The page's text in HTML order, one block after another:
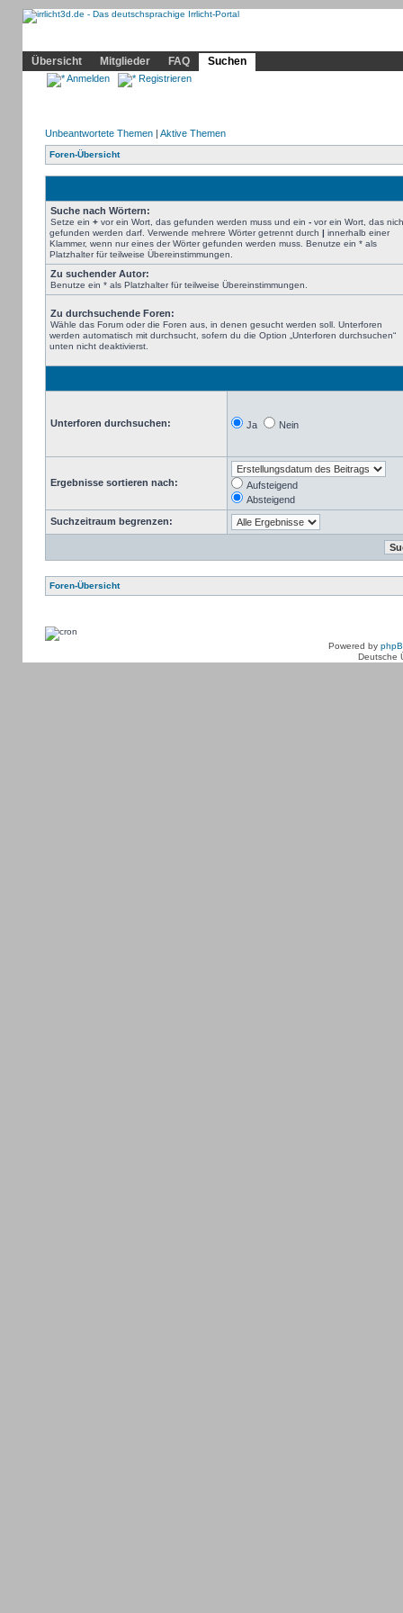
Übersicht
Mitglieder FAQ Suchen
Anmelden Registrieren
Unbeantwortete Themen| Aktive Themen
Foren-Übersicht
Suche nach Wörtern:
Setze ein +vor ein Wort, das gefunden werden muss und ein -vor ein Wort, das
gefunden werden darf. Verwende mehrere Wörter getrennt durch | innerhalb einer
Klammer, wenn nur eines der Wörter gefunden werden muss. Benutze ein * als
Platzhalter für teilweise Übereinstimmungen.
Zu suchender Autor:
Benutze ein * als Platzhalter für teilweise Übereinstimmungen.
Zu durchsuchende Foren:
Wähle das Forum oder die Foren aus, in denen gesucht werden soll. Unterforen
werden automatisch mit durchsucht, sofern du die Option „Unterforen durchsuchen“
unten nicht deaktivierst.
Unterforen durchsuchen: Ja Nein
Ergebnisse sortieren nach:
Aufsteigend
Absteigend
Suchzeitraum begrenzen:
Foren-Übersicht
Powered by
Deutsche